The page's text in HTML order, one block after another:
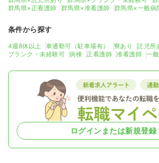
群馬県×正看護師
群馬県×准看護師 群馬県×一般病
条件から探す
4週8休以上 車通勤可（駐車場有） 寮あり
託児所
ブランク・未経験可
病棟 正看護師 准看護師 一
ログインまたは新規登録